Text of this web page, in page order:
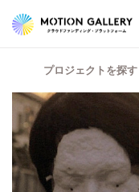
プロジェクトを探す